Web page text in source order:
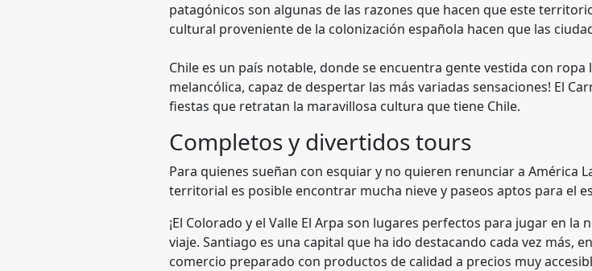
patagónicos son algunas de las razones que hacen que este
cultural proveniente de la colonización española hacen que las
Chile es un país notable, donde se encuentra gente vestida con
melancólica, capaz de despertar las más variadas sensaciones! El
fiestas que retratan la maravillosa cultura que tiene Chile.
Completos y divertidos tours
Para quienes sueñan con esquiar y no quieren renunciar a América
territorial es posible encontrar mucha nieve y paseos aptos para el
¡El Colorado y el Valle El Arpa son lugares perfectos para jugar en la
viaje. Santiago es una capital que ha ido destacando cada vez más,
comercio preparado con productos de calidad a precios muy